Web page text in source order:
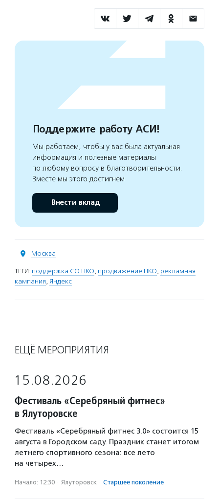
Поддержите работу АСИ!
Мы работаем, чтобы у вас была актуальная
информация и полезные материалы
по любому вопросу в благотворительности.
Вместе мы этого достигнем
Внести вклад
Москва
ТЕГИ: поддержка СО НКО, продвижение НКО, рекламная
кампания, Яндекс
ЕЩЁ МЕРОПРИЯТИЯ
15.08.2026
Фестиваль «Серебряный фитнес»
в Ялуторовске
Фестиваль «Серебряный фитнес 3.0» состоится 15
августа в Городском саду. Праздник станет итогом
летнего спортивного сезона: все лето
на четырех…
Начало: 12:30 · Ялуторовск · Старшее поколение